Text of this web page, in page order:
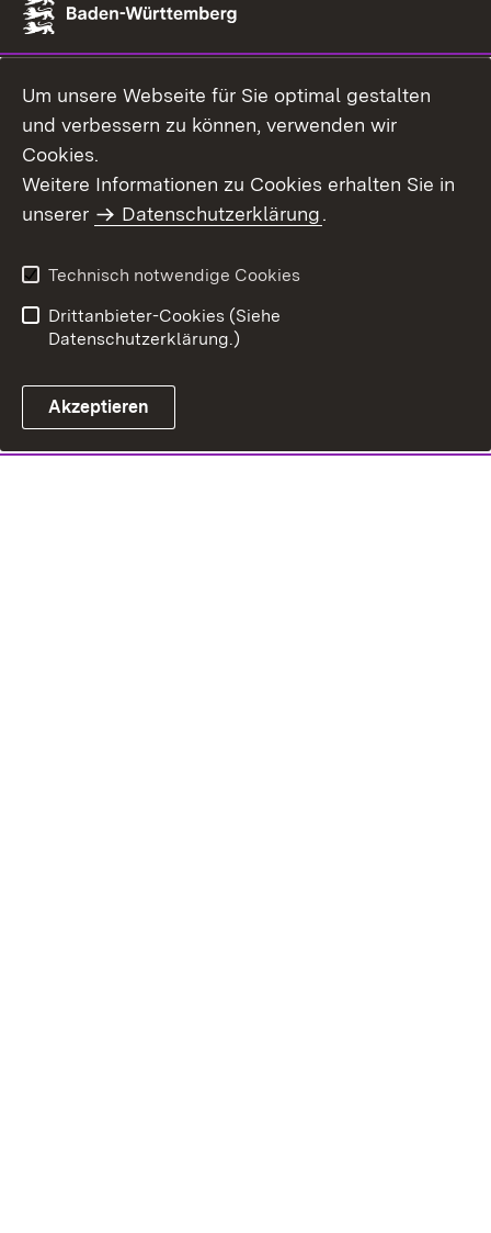
Um unsere Webseite für Sie optimal gestalten
und verbessern zu können, verwenden wir
Cookies.
Weitere Informationen zu Cookies erhalten Sie in
unserer
Datenschutzerklärung.
Technisch notwendige Cookies
Drittanbieter-Cookies (Siehe
Datenschutzerklärung.)
Akzeptieren